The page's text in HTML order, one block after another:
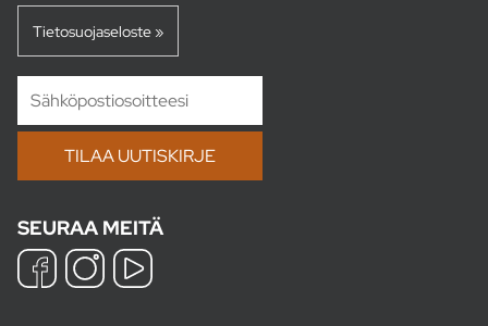
Tietosuojaseloste »
SEURAA MEITÄ